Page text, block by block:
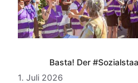
Basta! Der
1. Juli 2026